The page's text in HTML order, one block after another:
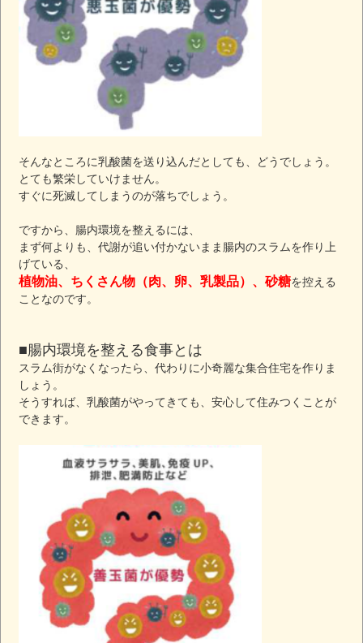
そんなところに乳酸菌を送り込んだとしても、どうでしょう。
とても繁栄していけません。
すぐに死滅してしまうのが落ちでしょう。
ですから、腸内環境を整えるには、
まず何よりも、代謝が追い付かないまま腸内のスラムを作り上
げている、
植物油、ちくさん物（肉、卵、乳製品）、砂糖を控える
ことなのです。
■腸内環境を整える食事とは
スラム街がなくなったら、代わりに小奇麗な集合住宅を作りま
しょう。
そうすれば、乳酸菌がやってきても、安心して住みつくことが
できます。